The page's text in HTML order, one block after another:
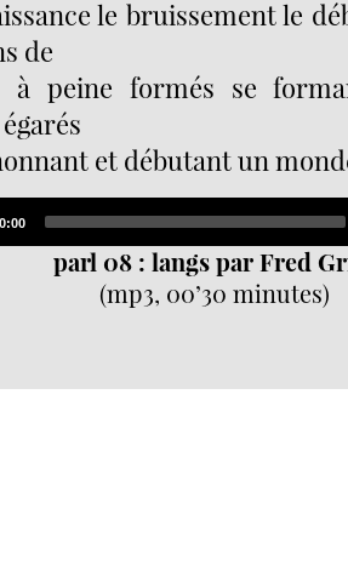
le bruissement le
de
à peine formés se
et débutant un
Player
parl 08 : langs par Fred
(mp3, 00’30 minutes)